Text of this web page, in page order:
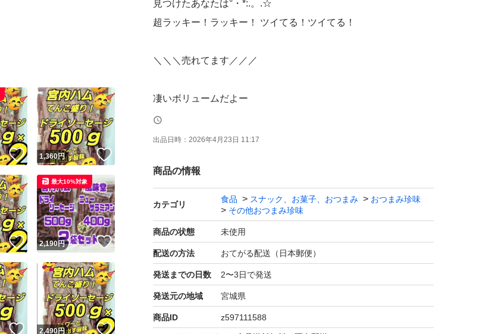
見つけたあなたは°・*:.。.☆
超ラッキー！ラッキー！ ツイてる！ツイてる！
＼＼＼売れてます／／／
凄いボリュームだよー
(´へεへ`*)
独自の製法で、肉の旨みとスパイシーな味わいで、県内はもちろ
ん全国に幅広いファンに支持されています。
ボリュームたっぷり！
この機会に山形の味を是非ご賞味下さいね(⌒▽⌒)
★ノーマル
出品日時： 2026年4月23日 11:17
商品の情報
カテゴリ
食品 スナック、お菓子、おつまみ
おつまみ珍味
その他おつまみ珍味
商品の状態 未使用
配送の方法 おてがる配送（日本郵便）
発送までの日数 2〜3日で発送
発送元の地域 宮城県
商品ID z597111588
いいね！
1,360円
いいね！
2,190円 いいね！
最大10%対象
いいね！
2,490円 いいね！